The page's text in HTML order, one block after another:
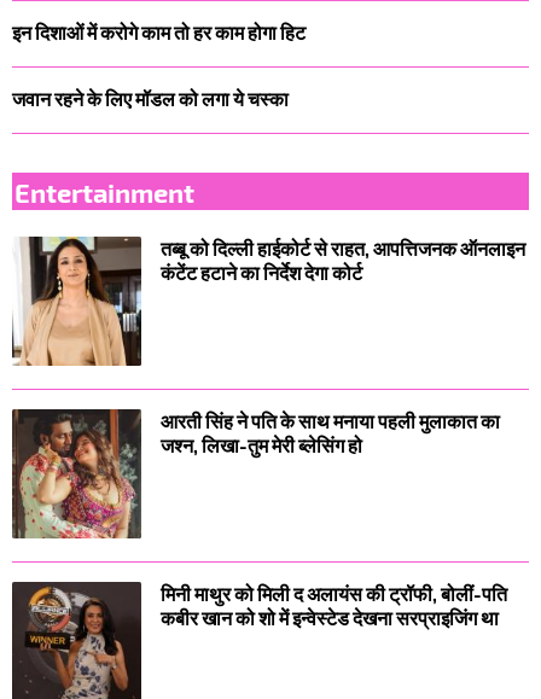
इन दिशाओं में करोगे काम तो हर काम होगा हिट
जवान रहने के लिए मॉडल को लगा ये चस्का
Entertainment
तब्बू को दिल्ली हाईकोर्ट से राहत, आपत्तिजनक ऑनलाइन
कंटेंट हटाने का निर्देश देगा कोर्ट
आरती सिंह ने पति के साथ मनाया पहली मुलाकात का
जश्न, लिखा-तुम मेरी ब्लेसिंग हो
मिनी माथुर को मिली द अलायंस की ट्रॉफी, बोलीं-पति
कबीर खान को शो में इन्वेस्टेड देखना सरप्राइजिंग था